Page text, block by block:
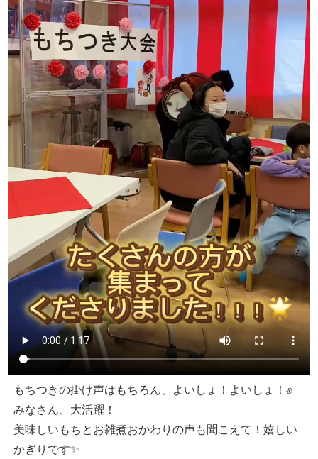
もちつきの掛け声はもちろん、よいしょ！よいしょ！✊
みなさん、大活躍！
美味しいもちとお雑煮おかわりの声も聞こえて！嬉しい
かぎりです✨